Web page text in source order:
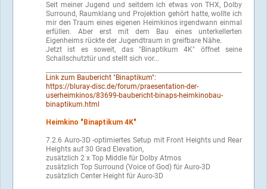
Seit meiner Jugend und seitdem ich etwas von THX, Dolby
Surround, Raumklang und Projektion gehört hatte, wollte ich
mir den Traum eines eigenen Heimkinos irgendwann einmal
erfüllen. Aber erst mit dem Bau eines unterkellerten
Eigenheims rückte der Jugendtraum in greifbare Nähe.
Jetzt ist es soweit, das "Binaptikum 4K" öffnet seine
Schallschutztür und stellt sich vor...
Link zum Baubericht "Binaptikum":
https://bluray-disc.de/forum/praesentation-der-
userheimkinos/83699-baubericht-binaps-heimkinobau-
binaptikum.html
Heimkino "Binaptikum 4K"
7.2.6 Auro-3D -optimiertes Setup mit Front Heights und Rear
Heights auf 30 Grad Elevation,
zusätzlich 2 x Top Middle für Dolby Atmos
zusätzlich Top Surround (Voice of God) für Auro-3D
zusätzlich Center Height für Auro-3D